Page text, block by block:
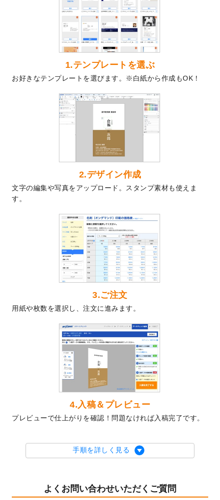
を公開いたしました。
喪中はがきのデザインテンプレート
いたしました。
2025年版1月始まりのカレンダーデザイン
テンプレート
を公開いたしました。
なりました！
プラスチックカードのデザインテンプレー
トを追加しました。
回数券のデザインテンプレート
した。
暑中見舞いのデザインテンプレート
しました。
メッセージカードのデザインテンプレート
を追加しました。
2024/6/14
エコノミータイプののぼりが作成できるよ
うになりました！
【新商品】のぼり
が作成できるようになり
ました！
DMのデザインテンプレートを追加しまし
た。
【新商品】ステッカー
なりました！
2024年版4月始まりのカレンダーデザイン
テンプレートを公開いたしました。
2024年辰年の年賀ポスターデザインテンプ
レート
を公開いたしました。
箔押し年賀状のデザインテンプレート
開いたしました。
クリアファイル、封筒、うちわにてオリジ
ナルデザインで作成できるようになりまし
た！
を公開いたしました。
2023/9/1
2024年版1月始まりのカレンダーデザイン
オリジナルサイズ、変型サイズで作成でき
るようになりました！
1.テンプレートを選ぶ
お好きなテンプレートを選びます。※白紙から作成もOK！
2.デザイン作成
文字の編集や写真をアップロード。スタンプ素材も使えま
す。
3.ご注文
用紙や枚数を選択し、注文に進みます。
4.入稿＆プレビュー
プレビューで仕上がりを確認！問題なければ入稿完了です。
手順を詳しく見る
よくお問い合わせいただくご質問